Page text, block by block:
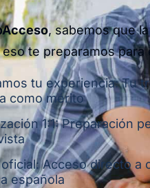
, sabemos que
eso te preparamos
tu experiencia: Tu
como mérito
1:1: Preparación
oficial: Acceso directo a
española